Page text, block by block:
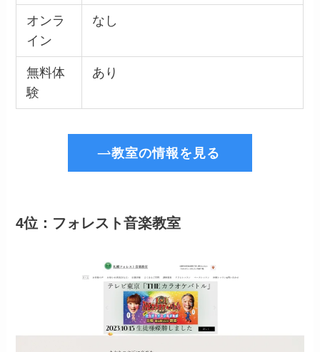
オンラ
イン
なし
無料体
験
あり
教室の情報を見る
4位：フォレスト音楽教室